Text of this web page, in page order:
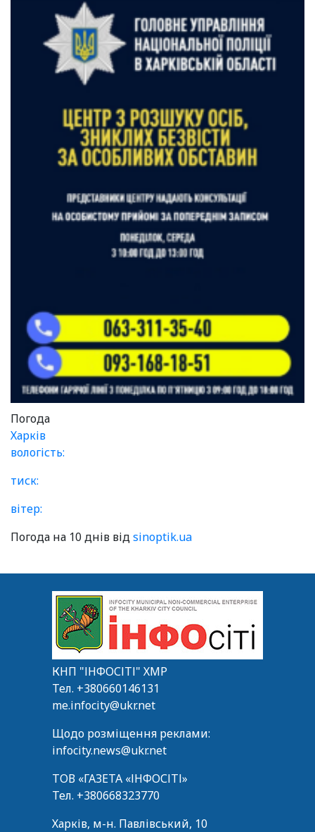
Погода
Харків
вологість:
тиск:
вітер:
Погода на 10 днів відsinoptik.ua
КНП "ІНФОСІТІ" ХМР
Тел. +380660146131
me.infocity@ukr.net
Щодо розміщення реклами:
infocity.news@ukr.net
ТОВ «ГАЗЕТА «ІНФОСІТІ»
Тел. +380668323770
Харків, м-н. Павлівський, 10